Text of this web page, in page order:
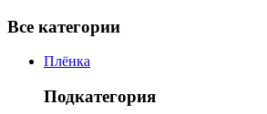
Все категории
Плёнка
Подкатегория